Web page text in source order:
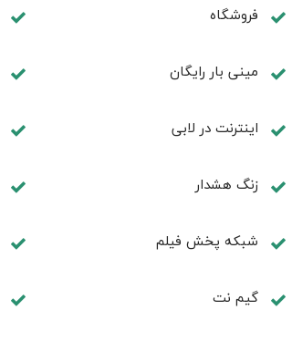
فروشگاه
مینی بار رایگان
اينترنت در لابی
زنگ هشدار
شبکه پخش فیلم
گیم نت